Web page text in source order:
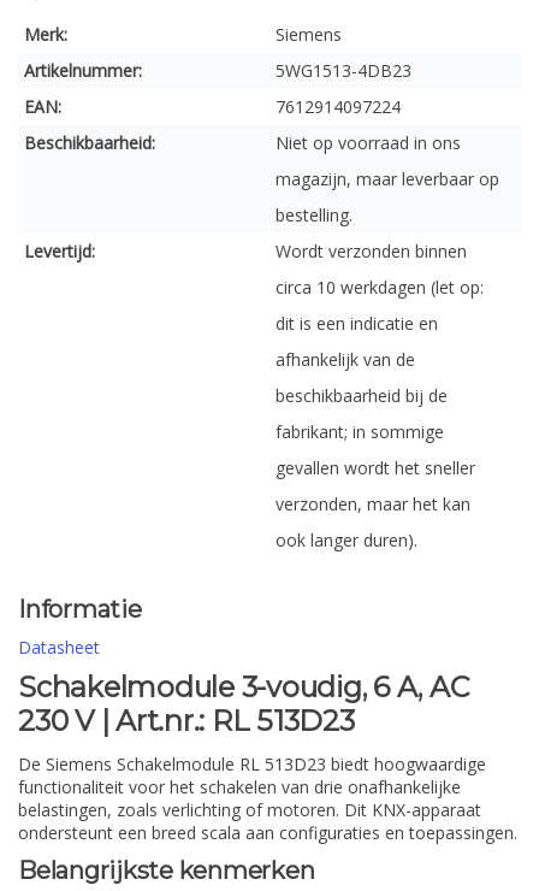
Merk:
Siemens
Artikelnummer:
5WG1513-4DB23
EAN:
7612914097224
Beschikbaarheid:
Niet op voorraad in ons
magazijn, maar leverbaar op
bestelling.
Levertijd:
Wordt verzonden binnen
circa 10 werkdagen (let op:
dit is een indicatie en
afhankelijk van de
beschikbaarheid bij de
fabrikant; in sommige
gevallen wordt het sneller
verzonden, maar het kan
ook langer duren).
Informatie
Datasheet
Schakelmodule 3-voudig, 6 A, AC
230 V | Art.nr.: RL 513D23
De Siemens Schakelmodule RL 513D23 biedt hoogwaardige
functionaliteit voor het schakelen van drie onafhankelijke
belastingen, zoals verlichting of motoren. Dit KNX-apparaat
ondersteunt een breed scala aan configuraties en toepassingen.
Belangrijkste kenmerken